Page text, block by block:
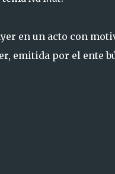
en un acto con
emitida por el ente